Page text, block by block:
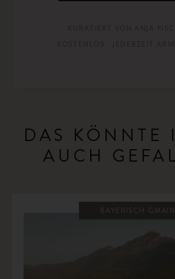
DAS KÖNNTE
AUCH
BAYERISCH GMAIN